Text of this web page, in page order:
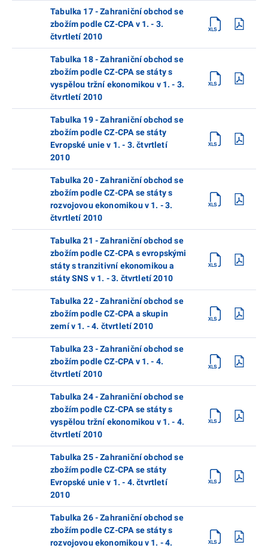
Tabulka 17 - Zahraniční obchod se
zbožím podle CZ-CPA v 1. - 3.
čtvrtletí 2010
Tabulka 18 - Zahraniční obchod se
zbožím podle CZ-CPA se státy s
vyspělou tržní ekonomikou v 1. - 3.
čtvrtletí 2010
Tabulka 19 - Zahraniční obchod se
zbožím podle CZ-CPA se státy
Evropské unie v 1. - 3. čtvrtletí
2010
Tabulka 20 - Zahraniční obchod se
zbožím podle CZ-CPA se státy s
rozvojovou ekonomikou v 1. - 3.
čtvrtletí 2010
Tabulka 21 - Zahraniční obchod se
zbožím podle CZ-CPA s evropskými
státy s tranzitivní ekonomikou a
státy SNS v 1. - 3. čtvrtletí 2010
Tabulka 22 - Zahraniční obchod se
zbožím podle CZ-CPA a skupin
zemí v 1. - 4. čtvrtletí 2010
Tabulka 23 - Zahraniční obchod se
zbožím podle CZ-CPA v 1. - 4.
čtvrtletí 2010
Tabulka 24 - Zahraniční obchod se
zbožím podle CZ-CPA se státy s
vyspělou tržní ekonomikou v 1. - 4.
čtvrtletí 2010
Tabulka 25 - Zahraniční obchod se
zbožím podle CZ-CPA se státy
Evropské unie v 1. - 4. čtvrtletí
2010
Tabulka 26 - Zahraniční obchod se
zbožím podle CZ-CPA se státy s
rozvojovou ekonomikou v 1. - 4.